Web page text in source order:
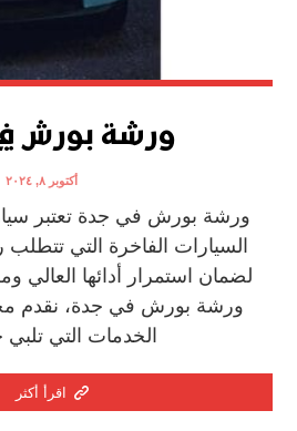
ورشة بورش
أكتوبر ٨, ٢٠٢٤
ورشة بورش في جدة تعتبر
السيارات الفاخرة التي تتطلب
لضمان استمرار أدائها العالي
ورشة بورش في جدة، نقدم
الخدمات التي
اقرأ أكثر